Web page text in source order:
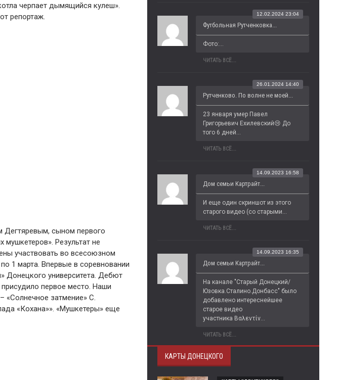
черпает дымящийся кулеш».
репортаж.
Дегтяревым, сыном первого
Результат не
участвовать во всесоюзном
1 марта. Впервые в соревновании
Донецкого университета. Дебют
первое место. Наши
«Солнечное затмение» С.
«Кохана»». «Мушкетеры» еще
Футбольная Рутченковка...
12.02.2024 23:04
Фото:...
ЧИТАТЬ ВСЁ...
Рутченково. По волне не моей...
26.01.2024 14:40
23 января умер Павел
Григорьевич Ехилевский😢 До
того 6 дней...
ЧИТАТЬ ВСЁ...
Дом семьи Картрайт...
14.09.2023 16:58
И еще один скриншот из этого
старого видео (со старыми...
ЧИТАТЬ ВСЁ...
Дом семьи Картрайт...
14.09.2023 16:35
На канале "Старый Донецкий/
Юзовка.Сталино.Донбасс" было
добавлено интереснейшее
старое видео
участника Βαλεντίν...
ЧИТАТЬ ВСЁ...
КАРТЫ ДОНЕЦКОГО